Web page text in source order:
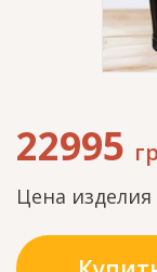
22995
Цена